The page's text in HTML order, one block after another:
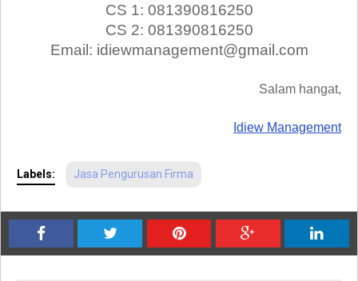
CS 1: 081390816250
CS 2: 081390816250
Email: idiewmanagement@gmail.com
Salam hangat,
Idiew Management
Labels: Jasa Pengurusan Firma